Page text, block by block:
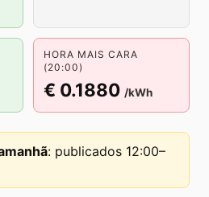
HORA MAIS CARA
(20:00)
€ 0.1880 /kWh
: publicados 12:00–